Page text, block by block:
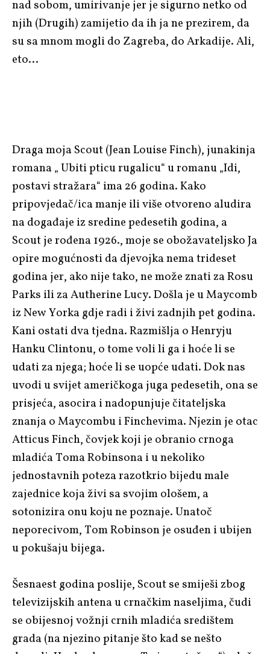
nad sobom, umirivanje jer je sigurno netko od
njih (Drugih) zamijetio da ih ja ne prezirem, da
su sa mnom mogli do Zagreba, do Arkadije. Ali,
eto…
Draga moja Scout (Jean Louise Finch), junakinja
romana „ Ubiti pticu rugalicu“ u romanu „Idi,
postavi stražara“ ima 26 godina. Kako
pripovjedač/ica manje ili više otvoreno aludira
na događaje iz sredine pedesetih godina, a
Scout je rođena 1926., moje se obožavateljsko Ja
opire mogućnosti da djevojka nema trideset
godina jer, ako nije tako, ne može znati za Rosu
Parks ili za Autherine Lucy. Došla je u Maycomb
iz New Yorka gdje radi i živi zadnjih pet godina.
Kani ostati dva tjedna. Razmišlja o Henryju
Hanku Clintonu, o tome voli li ga i hoće li se
udati za njega; hoće li se uopće udati. Dok nas
uvodi u svijet američkoga juga pedesetih, ona se
prisjeća, asocira i nadopunjuje čitateljska
znanja o Maycombu i Finchevima. Njezin je otac
Atticus Finch, čovjek koji je obranio crnoga
mladića Toma Robinsona i u nekoliko
jednostavnih poteza razotkrio bijedu male
zajednice koja živi sa svojim ološem, a
sotonizira onu koju ne poznaje. Unatoč
neporecivom, Tom Robinson je osuđen i ubijen
u pokušaju bijega.
Šesnaest godina poslije, Scout se smiješi zbog
televizijskih antena u crnačkim naseljima, čudi
se obijesnoj vožnji crnih mladića središtem
grada (na njezino pitanje što kad se nešto